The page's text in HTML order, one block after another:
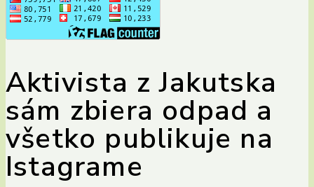
Aktivista z Jakutska
sám zbiera odpad a
všetko publikuje na
Istagrame